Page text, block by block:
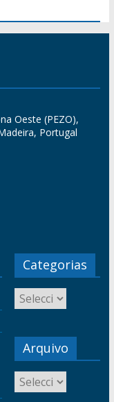
Oeste (PEZO),
Portugal
Categorias
Arquivo